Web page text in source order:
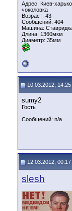
Адрес: Киев-
чоколовка
Возраст: 43
Сообщений: 404
Машина:
Длина: 1360мкм
Диаметр: 35мм
10.03.2012, 14:25
sumy2
Гость
Сообщений: n/a
12.03.2012, 00:17
slesh